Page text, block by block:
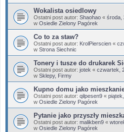
Wokalista osiedlowy
Ostatni post autor: Shaohao « środa,
w Osiedle Zielony Pagórek
Co to za staw?
Ostatni post autor: KrolPierscien «
w Strona Siechnic
Tonery i tusze do drukarek
Ostatni post autor: jotek « czwartek,
w Sklepy, Firmy
Kupno domu jako
Ostatni post autor: qilpesen9 «
w Osiedle Zielony Pagórek
Pytanie jako przyszły
Ostatni post autor: malikben9 «
w Osiedle Zielony Pagórek